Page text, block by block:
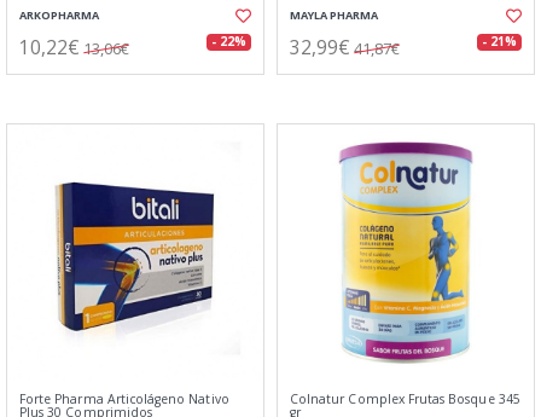
ARKOPHARMA
10,22€ 13,06€ - 22%
MAYLA PHARMA
32,99€ 41,87€ - 21%
Forte Pharma Articolágeno Nativo
Plus 30 Comprimidos
Colnatur Complex Frutas Bosque 345
gr